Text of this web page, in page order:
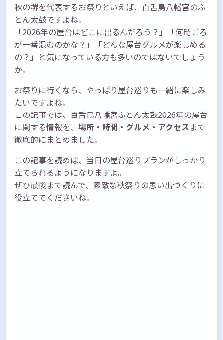
秋の堺を代表するお祭りといえば、百舌鳥八幡宮のふ
とん太鼓ですよね。
「2026年の屋台はどこに出るんだろう？」「何時ごろ
が一番混むのかな？」「どんな屋台グルメが楽しめる
の？」と気になっている方も多いのではないでしょう
か。
お祭りに行くなら、やっぱり屋台巡りも一緒に楽しみ
たいですよね。
この記事では、百舌鳥八幡宮ふとん太鼓2026年の屋台
に関する情報を、 場所・時間・グルメ・アクセスまで
徹底的にまとめました。
この記事を読めば、当日の屋台巡りプランがしっかり
立てられるようになりますよ。
ぜひ最後まで読んで、素敵な秋祭りの思い出づくりに
役立ててくださいね。